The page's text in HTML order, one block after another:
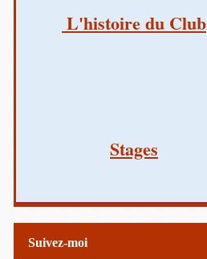
L'histoire du Club
Stages
Suivez-moi